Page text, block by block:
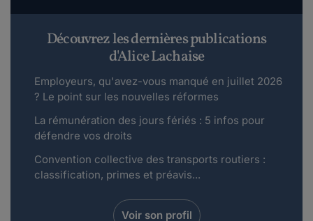
Découvrez les dernières publications
d'Alice Lachaise
Employeurs, qu'avez-vous manqué en juillet 2026
? Le point sur les nouvelles réformes
La rémunération des jours fériés : 5 infos pour
défendre vos droits
Convention collective des transports routiers :
classification, primes et préavis...
Voir son profil